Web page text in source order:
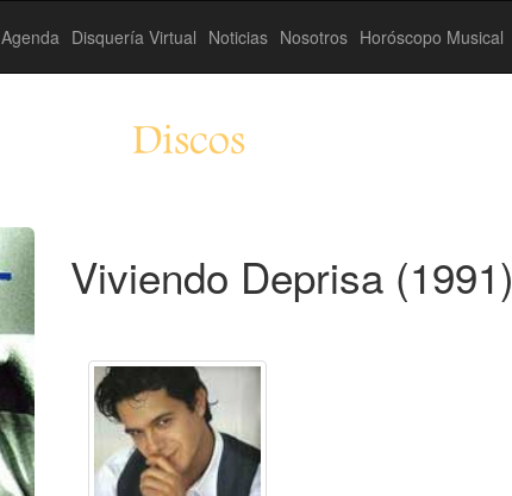
Agenda Disquería Virtual Noticias Nosotros Horóscopo Musical
Discos
Viviendo Deprisa (1991)